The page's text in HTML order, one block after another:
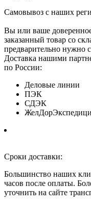
Самовывоз с наших
Вы или ваше
заказанный товар со
предварительно нужно
Доставка нашими
по России:
Деловые линии
ПЭК
СДЭК
Сроки доставки:
Большинство наших
часов после оплаты.
уточнить на сайте